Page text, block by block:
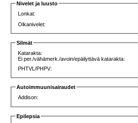
Nivelet ja luusto
Lonkat:
Olkanivelet:
Silmät
Katarakta:
Ei per./vähämerk./avoin/epäilyttävä katarakta:
PHTVL/PHPV:
Autoimmuunisairaudet
Addison:
Epilepsia